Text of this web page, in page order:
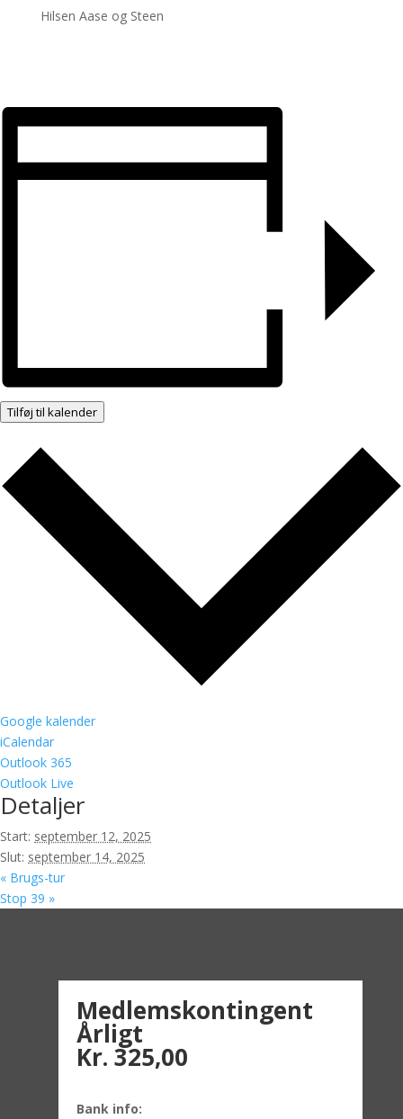
Hilsen Aase og Steen
Tilføj til kalender
Google kalender
iCalendar
Outlook 365
Outlook Live
Detaljer
Start: september 12, 2025
Slut: september 14, 2025
« Brugs-tur
Stop 39 »
Medlemskontingent
Årligt
Kr. 325,00
Bank info: